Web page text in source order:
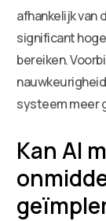
afhankelijk van
significant
bereiken.
systeem meer
Kan AI